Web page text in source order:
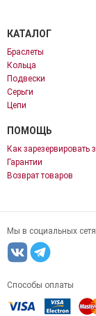
КАТАЛОГ
Браслеты
Кольца
Подвески
Серьги
Цепи
ПОМОЩЬ
Как зарезервировать
Гарантии
Возврат товаров
Мы в социальных
Способы оплаты